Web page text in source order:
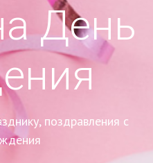
День
поздравления с